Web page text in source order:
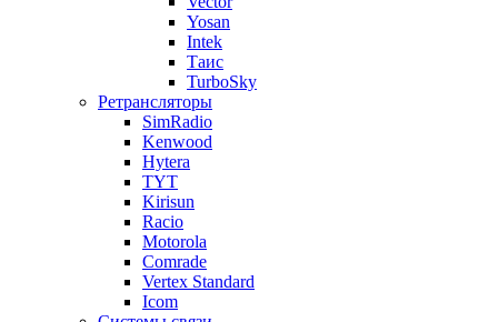
Yosan
Intek
Таис
TurboSky
Ретрансляторы
SimRadio
Kenwood
Hytera
TYT
Kirisun
Racio
Motorola
Comrade
Vertex Standard
Icom